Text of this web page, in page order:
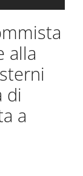
alla
di
a